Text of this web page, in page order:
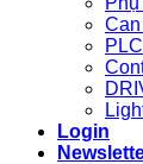
PLC
Login